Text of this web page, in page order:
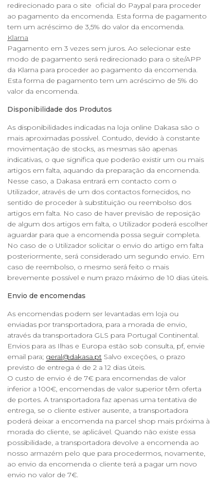
redirecionado para o site oficial do Paypal para proceder
ao pagamento da encomenda. Esta forma de pagamento
tem um acréscimo de 3,5% do valor da encomenda.
Klarna
Pagamento em 3 vezes sem juros. Ao selecionar este
modo de pagamento será redirecionado para o site/APP
da Klarna para proceder ao pagamento da encomenda.
Esta forma de pagamento tem um acréscimo de 5% do
valor da encomenda.
Disponibilidade dos Produtos
As disponibilidades indicadas na loja online Dakasa são o
mais aproximadas possível. Contudo, devido à constante
movimentação de stocks, as mesmas são apenas
indicativas, o que significa que poderão existir um ou mais
artigos em falta, aquando da preparação da encomenda.
Nesse caso, a Dakasa entrará em contacto com o
Utilizador, através de um dos contactos fornecidos, no
sentido de proceder à substituição ou reembolso dos
artigos em falta. No caso de haver previsão de reposição
de algum dos artigos em falta, o Utilizador poderá escolher
aguardar para que a encomenda possa seguir completa.
No caso de o Utilizador solicitar o envio do artigo em falta
posteriormente, será considerado um segundo envio. Em
caso de reembolso, o mesmo será feito o mais
brevemente possível e num prazo máximo de 10 dias úteis.
Envio de encomendas
As encomendas podem ser levantadas em loja ou
enviadas por transportadora, para a morada de envio,
através da transportadora GLS para Portugal Continental.
Envios para as Ilhas e Europa estão sob consulta, pf, envie
email para; geral@dakasa.pt Salvo exceções, o prazo
previsto de entrega é de 2 a 12 dias úteis.
O custo de envio é de 7€ para encomendas de valor
inferior a 100€, encomendas de valor superior têm oferta
de portes. A transportadora faz apenas uma tentativa de
entrega, se o cliente estiver ausente, a transportadora
poderá deixar a encomenda na parcel shop mais próxima à
morada do cliente, se aplicável. Quando não existe essa
possibilidade, a transportadora devolve a encomenda ao
nosso armazém pelo que para procedermos, novamente,
ao envio da encomenda o cliente terá a pagar um novo
envio no valor de 7€.